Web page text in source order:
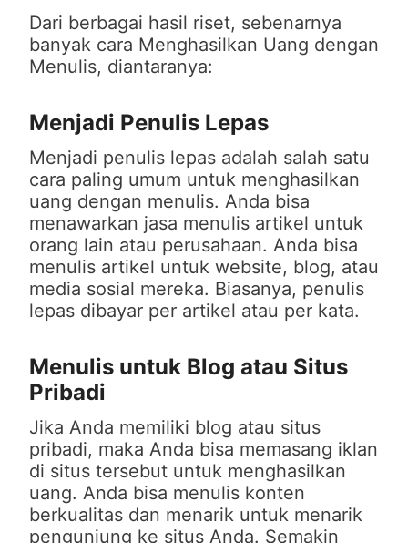
Dari berbagai hasil riset, sebenarnya
banyak cara Menghasilkan Uang dengan
Menulis, diantaranya:
Menjadi Penulis Lepas
Menjadi penulis lepas adalah salah satu
cara paling umum untuk menghasilkan
uang dengan menulis. Anda bisa
menawarkan jasa menulis artikel untuk
orang lain atau perusahaan. Anda bisa
menulis artikel untuk website, blog, atau
media sosial mereka. Biasanya, penulis
lepas dibayar per artikel atau per kata.
Menulis untuk Blog atau Situs
Pribadi
Jika Anda memiliki blog atau situs
pribadi, maka Anda bisa memasang iklan
di situs tersebut untuk menghasilkan
uang. Anda bisa menulis konten
berkualitas dan menarik untuk menarik
pengunjung ke situs Anda. Semakin